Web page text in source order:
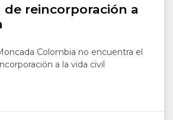
de reincorporación a
Colombia no encuentra el
a la vida civil